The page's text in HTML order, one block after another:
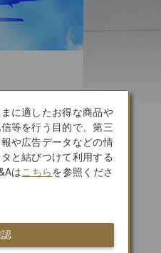
に適したお得な商品や
等を行う目的で、第三
や広告データなどの情
と結びつけて利用する
はこちらを参照くださ